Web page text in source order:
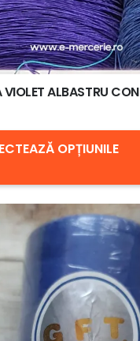
ALBASTRU CON
OPȚIUNILE